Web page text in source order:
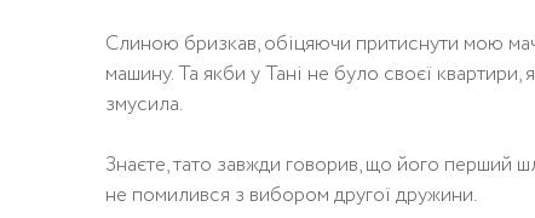
Слиною бризкав, обіцяючи притиснути мою
машину. Та якби у Тані не було своєї
змусила.
Знаєте, тато завжди говорив, що його перший
не помилився з вибором другої дружини.